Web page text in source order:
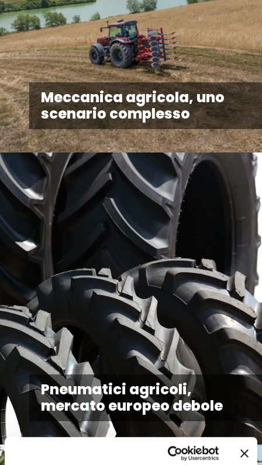
Meccanica agricola, uno
scenario complesso
Pneumatici agricoli,
mercato europeo debole